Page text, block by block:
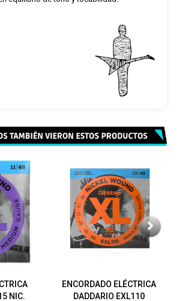
NIC.
ENCORDADO ELÉCTRICA
DADDARIO EXL110